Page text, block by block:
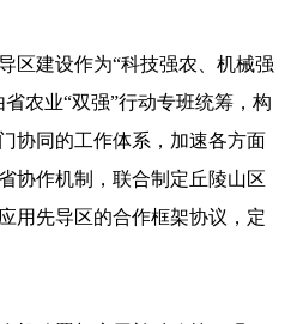
区建设作为“科技强农、机械强
农业“双强”行动专班统筹，构
协同的工作体系，加速各方面
协作机制，联合制定丘陵山区
用先导区的合作框架协议，定